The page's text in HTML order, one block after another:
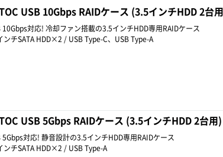
USB 10Gbps RAIDケース (3.5インチHDD 2台
10Gbps対応! 冷却ファン搭載の3.5インチHDD専用RAIDケース
ンチSATA HDD×2 / USB Type-C、USB Type-A
USB 5Gbps RAIDケース (3.5インチHDD 2台用)
5Gbps対応! 静音設計の3.5インチHDD専用RAIDケース
ンチSATA HDD×2 / USB Type-A